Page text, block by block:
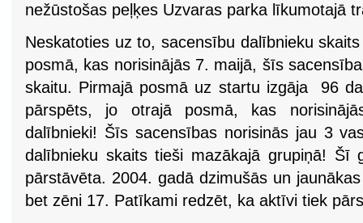
nežūstošas peļķes Uzvaras parka līkumotajā
Neskatoties uz to, sacensību dalībnieku
posmā, kas norisinājās 7. maijā, šīs
skaitu. Pirmajā posmā uz startu izgāja 96
pārspēts, jo otrajā posmā, kas
dalībnieki! Šīs sacensības norisinās jau 3
dalībnieku skaits tieši mazākajā grupiņā! Šī
pārstāvēta. 2004. gadā dzimušās un
bet zēni 17. Patīkami redzēt, ka aktīvi tiek